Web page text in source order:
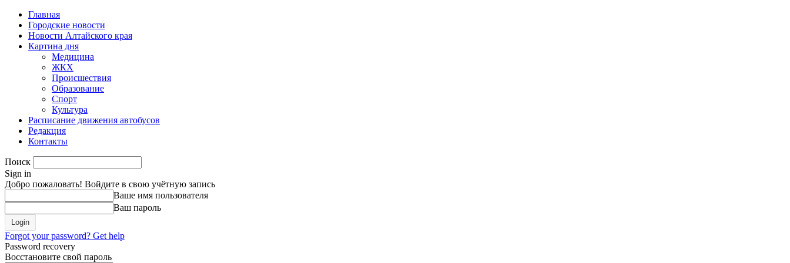
Главная
Городские новости
Новости Алтайского края
Картина дня
Медицина
ЖКХ
Происшествия
Образование
Спорт
Культура
Расписание движения автобусов
Редакция
Контакты
Поиск
Sign in
Добро пожаловать! Войдите в свою учётную запись
Ваше имя пользователя
Ваш пароль
Forgot your password? Get help
Password recovery
Восстановите свой пароль